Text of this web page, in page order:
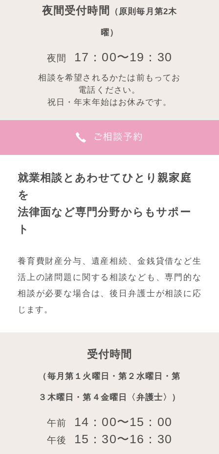
夜間受付時間 （原則毎月第2木
曜）
夜間 17：00〜19：30
相談を希望されるかたは前もってお
電話ください。
祝日・年末年始はお休みです。
就業相談とあわせてひとり親家庭
を
法律面など専門分野からもサポー
ト
養育費財産分与、遺産相続、金銭貸借など生
活上の諸問題に関する相談なども、専門的な
相談が必要な場合は、後日弁護士が相談に応
じます。
受付時間
（毎月第１火曜日・第２水曜日・第
３木曜日・第４金曜日〈弁護士〉）
午前 14：00〜15：00
午後 15：30〜16：30